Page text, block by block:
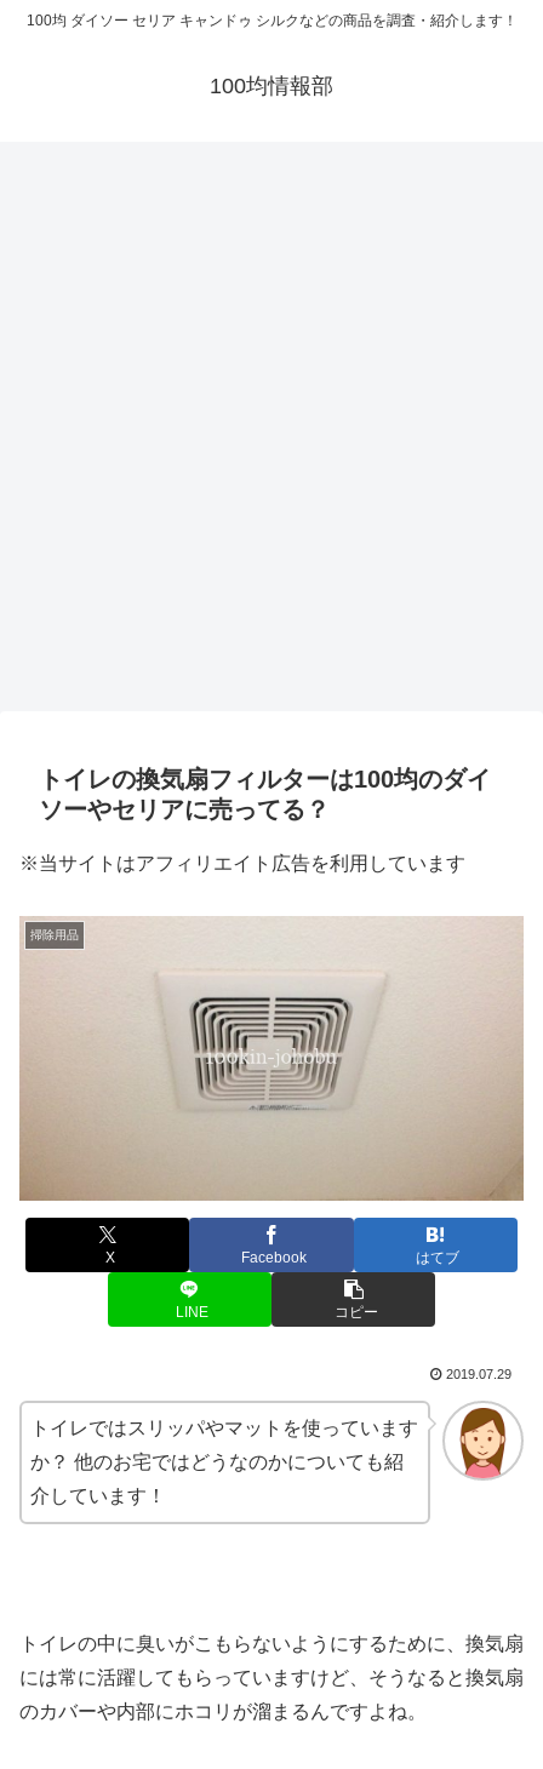
100均 ダイソー セリア キャンドゥ シルクなどの商品を調査・紹介します！
100均情報部
トイレの換気扇フィルターは100均のダイ
ソーやセリアに売ってる？
※当サイトはアフィリエイト広告を利用しています
掃除用品
X Facebook はてブ
LINE コピー
2019.07.29
トイレではスリッパやマットを使っています
か？ 他のお宅ではどうなのかについても紹
介しています！
トイレの中に臭いがこもらないようにするために、換気扇
には常に活躍してもらっていますけど、そうなると換気扇
のカバーや内部にホコリが溜まるんですよね。